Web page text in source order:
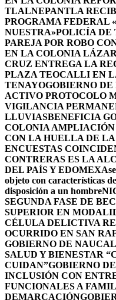
TLALNEPANTLA
PROGRAMA FEDERAL
NUESTRA»POLICÍA DE
PAREJA POR ROBO
EN LA COLONIA
CRUZ ENTREGA LA
PLAZA TEOCALLI EN
TENAYOGOBIERNO
ACTIVO PROTOCOLO
VIGILANCIA
LLUVIASBENEFICIA
COLONIA
CON LA HUELLA DE
ENCUESTAS
CONTRERAS ES LA
DEL PAÍS Y EDOMEX
objeto con características
disposición a un hombre
SEGUNDA FASE DE
SUPERIOR EN
CÉLULA DELICTIVA
OCURRIDO EN SAN
GOBIERNO DE
SALUD Y BIENESTAR
CUIDAN”GOBIERNO
INCLUSIÓN CON
FUNCIONALES A
DEMARCACIÓN